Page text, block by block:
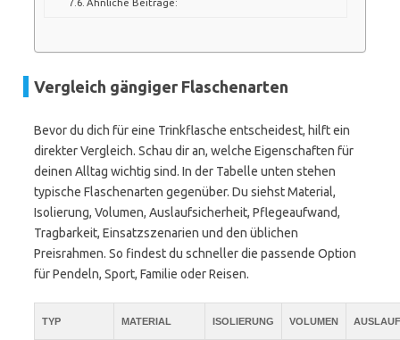
Vergleich gängiger Flaschenarten
Bevor du dich für eine Trinkflasche entscheidest, hilft ein
direkter Vergleich. Schau dir an, welche Eigenschaften für
deinen Alltag wichtig sind. In der Tabelle unten stehen
typische Flaschenarten gegenüber. Du siehst Material,
Isolierung, Volumen, Auslaufsicherheit, Pflegeaufwand,
Tragbarkeit, Einsatzszenarien und den üblichen
Preisrahmen. So findest du schneller die passende Option
für Pendeln, Sport, Familie oder Reisen.
TYP MATERIAL ISOLIERUNG VOLUMEN